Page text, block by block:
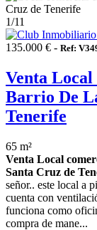
1/11
135.000 € - Ref:
Venta Local
Barrio De
Tenerife
65 m²
Venta Local
Santa Cruz de
señor.. este local a
cuenta con
funciona como
compra de mane...